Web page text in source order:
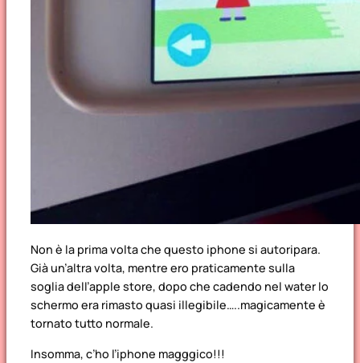
Non è la prima volta che questo iphone si autoripara.
Già un’altra volta, mentre ero praticamente sulla
soglia dell’apple store, dopo che cadendo nel water lo
schermo era rimasto quasi illegibile…..magicamente è
tornato tutto normale.
Insomma, c’ho l’iphone magggico!!!